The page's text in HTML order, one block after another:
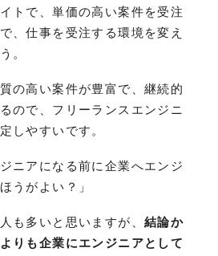
トで、単価の高い案件を受注
、仕事を受注する環境を変え
。
の高い案件が豊富で、継続的
ので、フリーランスエンジニ
しやすいです。
ニアになる前に企業へエンジ
うがよい？」
も多いと思いますが、 結論か
りも企業にエンジニアとして